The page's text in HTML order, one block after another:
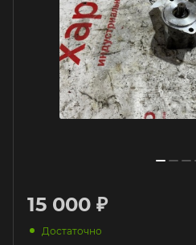
15 000 ₽
Достаточно